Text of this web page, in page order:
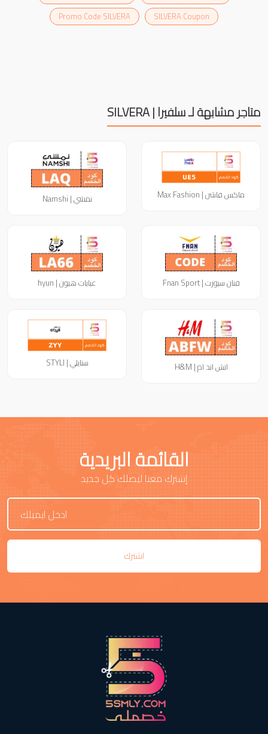
SILVERA Coupon
Promo Code SILVERA
متاجر مشابهة لـ سلفيرا | SILVERA
ماكس فاشن | Max Fashion نمشي | Namshi
فنان سبورت | Fnan Sport عبايات هيون | hyun
اتش اند ام | H&M ستايلي | STYLI
القائمة البريدية
إشترك معنا ليصلك كل جديد
اشترك